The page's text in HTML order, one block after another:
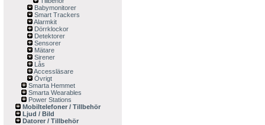
Babymonitorer
Smart Trackers
Alarmkit
Dörrklockor
Detektorer
Sensorer
Mätare
Sirener
Lås
Accessläsare
Övrigt
Smarta Hemmet
Smarta Wearables
Power Stations
Mobiltelefoner / Tillbehör
Ljud / Bild
Datorer / Tillbehör